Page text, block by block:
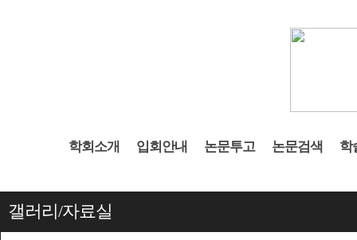
학회소개 입회안내 논문투고 논문검색 학
갤러리/자료실